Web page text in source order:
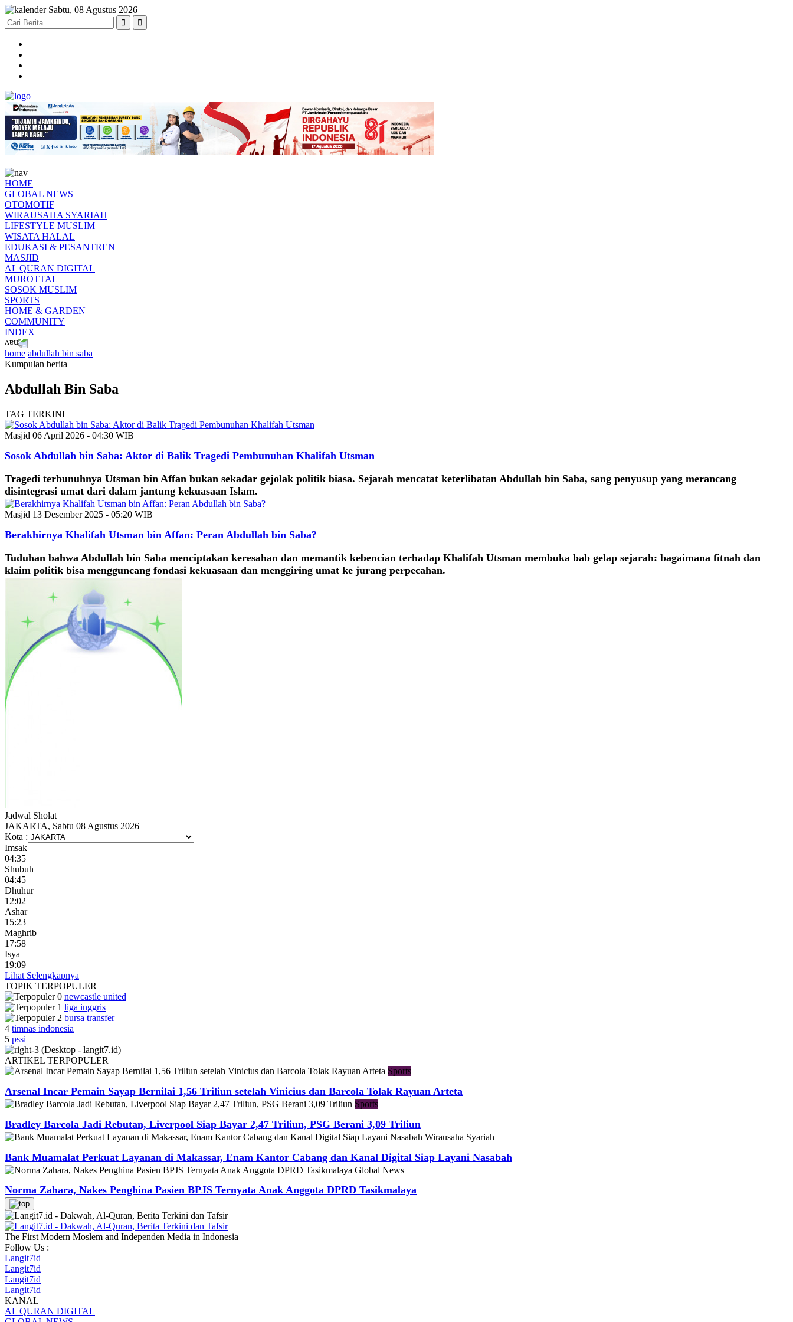
Sabtu, 08 Agustus 2026
HOME
GLOBAL NEWS
OTOMOTIF
WIRAUSAHA SYARIAH
LIFESTYLE MUSLIM
WISATA HALAL
EDUKASI & PESANTREN
MASJID
AL QURAN DIGITAL
MUROTTAL
SOSOK MUSLIM
SPORTS
HOME & GARDEN
COMMUNITY
INDEX
home abdullah bin saba
Kumpulan berita
Abdullah Bin Saba
TAG TERKINI
Masjid 06 April 2026 - 04:30 WIB
Sosok Abdullah bin Saba: Aktor di Balik Tragedi Pembunuhan Khalifah Utsman
Tragedi terbunuhnya Utsman bin Affan bukan sekadar gejolak politik biasa. Sejarah mencatat keterlibatan Abdullah bin Saba, sang penyusup yang merancang
disintegrasi umat dari dalam jantung kekuasaan Islam.
Masjid 13 Desember 2025 - 05:20 WIB
Berakhirnya Khalifah Utsman bin Affan: Peran Abdullah bin Saba?
Tuduhan bahwa Abdullah bin Saba menciptakan keresahan dan memantik kebencian terhadap Khalifah Utsman membuka bab gelap sejarah: bagaimana fitnah dan
klaim politik bisa mengguncang fondasi kekuasaan dan menggiring umat ke jurang perpecahan.
Jadwal Sholat
JAKARTA, Sabtu 08 Agustus 2026
Kota :
Imsak
04:35
Shubuh
04:45
Dhuhur
12:02
Ashar
15:23
Maghrib
17:58
Isya
19:09
Lihat Selengkapnya
TOPIK TERPOPULER
newcastle united
liga inggris
bursa transfer
4 timnas indonesia
5 pssi
ARTIKEL TERPOPULER
Sports
Arsenal Incar Pemain Sayap Bernilai 1,56 Triliun setelah Vinicius dan Barcola Tolak Rayuan Arteta
Sports
Bradley Barcola Jadi Rebutan, Liverpool Siap Bayar 2,47 Triliun, PSG Berani 3,09 Triliun
Wirausaha Syariah
Bank Muamalat Perkuat Layanan di Makassar, Enam Kantor Cabang dan Kanal Digital Siap Layani Nasabah
Global News
Norma Zahara, Nakes Penghina Pasien BPJS Ternyata Anak Anggota DPRD Tasikmalaya
The First Modern Moslem and Independen Media in Indonesia
Follow Us :
Langit7id
Langit7id
Langit7id
Langit7id
KANAL
AL QURAN DIGITAL